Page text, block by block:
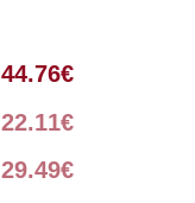
44.76€
22.11€
29.49€